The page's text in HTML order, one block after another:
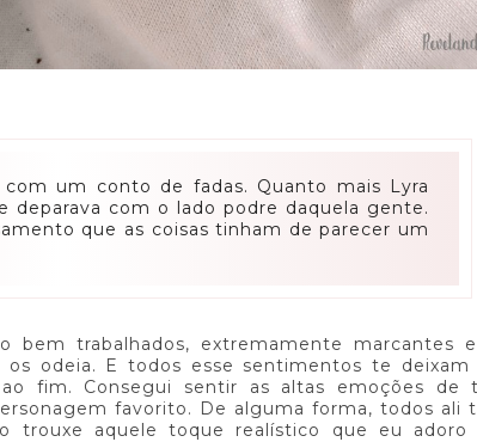
com um conto de fadas. Quanto mais Lyra
deparava com o lado podre daquela gente.
que as coisas tinham de parecer um
bem trabalhados, extremamente marcantes
os odeia. E todos esse sentimentos te
fim. Consegui sentir as altas emoções de
favorito. De alguma forma, todos ali
trouxe aquele toque realístico que eu adoro